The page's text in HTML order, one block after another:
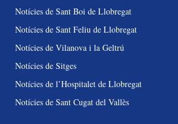
Notícies de Sant Boi de Llobregat
Notícies de Sant Feliu de Llobregat
Notícies de Vilanova i la Geltrú
Notícies de Sitges
Notícies de l’Hospitalet de Llobregat
Notícies de Sant Cugat del Vallès